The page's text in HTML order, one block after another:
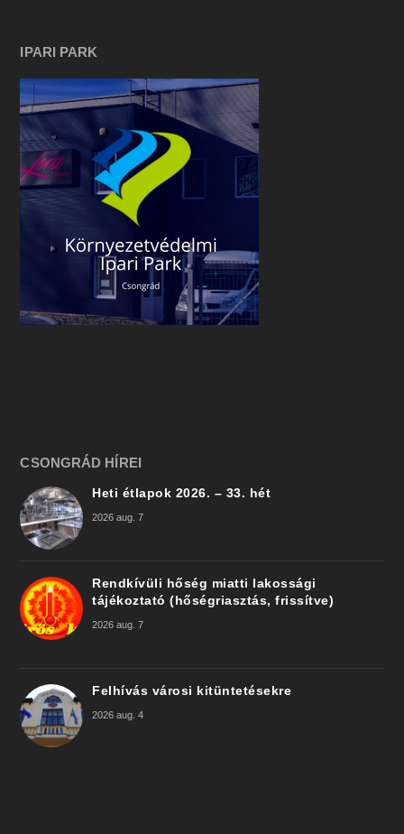
IPARI PARK
CSONGRÁD HÍREI
Heti étlapok 2026. – 33. hét
2026 aug. 7
Rendkívüli hőség miatti lakossági
tájékoztató (hőségriasztás, frissítve)
2026 aug. 7
Felhívás városi kitüntetésekre
2026 aug. 4